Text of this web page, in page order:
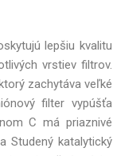
lepšiu kvalitu
vrstiev filtrov.
zachytáva veľké
filter vypúšťa
C má priaznivé
Studený katalytický